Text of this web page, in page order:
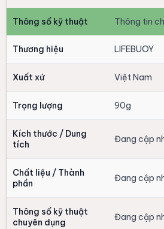
Thông số kỹ thuật Thông tin
Thương hiệu LIFEBUOY
Xuất xứ Việt Nam
Trọng lượng 90g
Kích thước / Dung
tích
Đang cập
Chất liệu / Thành
phần
Đang cập
Thông số kỹ thuật
chuyên dụng
Đang cập